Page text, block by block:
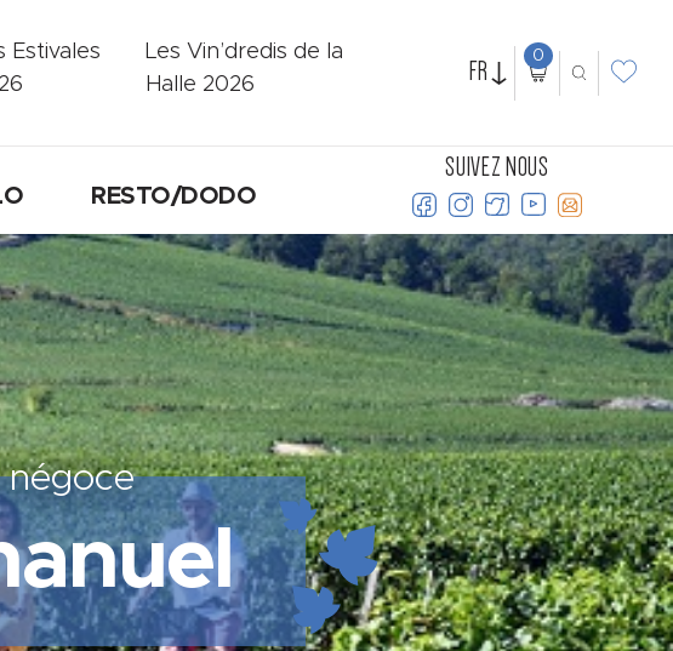
Estivales
Les Vin’dredis de la
Halle 2026
FR 0
RESTO/DODO
SUIVEZ NOUS
négoce